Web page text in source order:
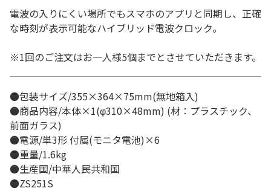
電波の入りにくい場所でもスマホのアプリと同期し、正確
な時刻が表示可能なハイブリッド電波クロック。
※1回のご注文はお一人様5個までとさせていただきます。
●包装サイズ/355×364×75mm(無地箱入)
●商品内容/本体×1(φ310×48mm) (材：プラスチック、
前面ガラス)
●電源/単3形 付属(モニタ電池)×6
●重量/1.6kg
●生産国/中華人民共和国
●ZS251S